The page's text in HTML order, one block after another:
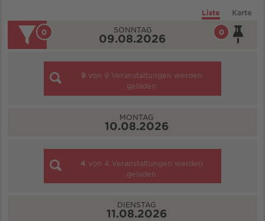
Liste Karte
0
0 SONNTAG
09.08.2026
9 von 9 Veranstaltungen werden
geladen
MONTAG
10.08.2026
4 von 4 Veranstaltungen werden
geladen
DIENSTAG
11.08.2026